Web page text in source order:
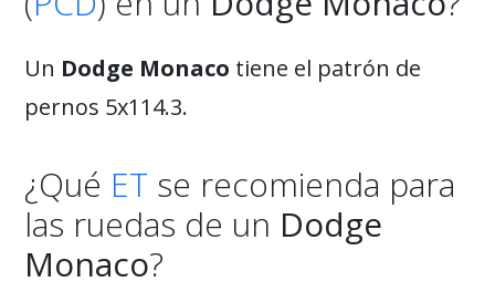
Un Dodge Monaco tiene el patrón de
pernos 5x114.3.
¿Qué ET se recomienda para
las ruedas de un Dodge
Monaco?